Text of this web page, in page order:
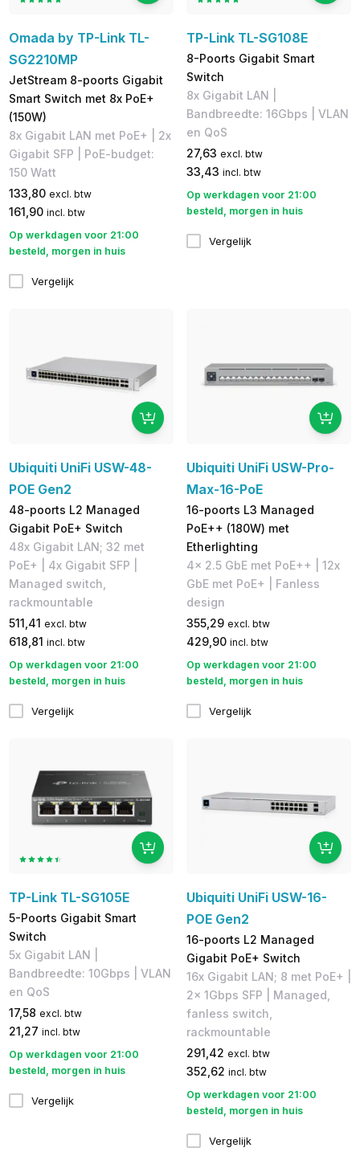
Omada by TP-Link TL-
SG2210MP
JetStream 8-poorts Gigabit
Smart Switch met 8x PoE+
(150W)
8x Gigabit LAN met PoE+ | 2x
Gigabit SFP | PoE-budget:
150 Watt
133,80 excl. btw
161,90 incl. btw
Op werkdagen voor 21:00
besteld, morgen in huis
Vergelijk
TP-Link TL-SG108E
8-Poorts Gigabit Smart
Switch
​8x Gigabit LAN | ​
Bandbreedte: 16Gbps | ​VLAN
en QoS
27,63 excl. btw
33,43 incl. btw
Op werkdagen voor 21:00
besteld, morgen in huis
Vergelijk
Ubiquiti UniFi USW-48-
POE Gen2
48-poorts L2 Managed
Gigabit PoE+ Switch
48x Gigabit LAN; 32 met
PoE+ | 4x Gigabit SFP | ​
Managed switch,
rackmountable
511,41 excl. btw
618,81 incl. btw
Op werkdagen voor 21:00
besteld, morgen in huis
Vergelijk
Ubiquiti UniFi USW-Pro-
Max-16-PoE
16-poorts L3 Managed
PoE++ (180W) met
Etherlighting
4x 2.5 GbE met PoE++ | 12x
GbE met PoE+ | Fanless
design
355,29 excl. btw
429,90 incl. btw
Op werkdagen voor 21:00
besteld, morgen in huis
Vergelijk
TP-Link TL-SG105E
5-Poorts Gigabit Smart
Switch
​5x Gigabit LAN | ​
Bandbreedte: 10Gbps | ​VLAN
en QoS
17,58 excl. btw
21,27 incl. btw
Op werkdagen voor 21:00
besteld, morgen in huis
Vergelijk
Ubiquiti UniFi USW-16-
POE Gen2
16-poorts L2 Managed
Gigabit PoE+ Switch
16x Gigabit LAN; 8 met PoE+ |
2x 1Gbps SFP | ​Managed,
fanless switch,
rackmountable
291,42 excl. btw
352,62 incl. btw
Op werkdagen voor 21:00
besteld, morgen in huis
Vergelijk